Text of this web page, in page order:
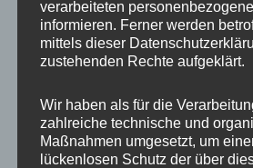
Entscheidungen treffen,
inhaltlich arbeiten, zurück.
Argumentation kann ich
nachvollziehen, denn nach
Beobachtung arbeiten gerade
verarbeiteten
informieren. Ferner werden
mittels dieser
zustehenden Rechte aufgeklärt.
Wir haben als für die
zahlreiche technische und
Maßnahmen umgesetzt, um
lückenlosen Schutz der über